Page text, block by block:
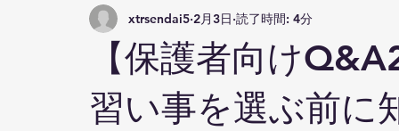
【保護者向け
習い事を選ぶ前に
xtrsendai5 2月3日 読了時間: 4分